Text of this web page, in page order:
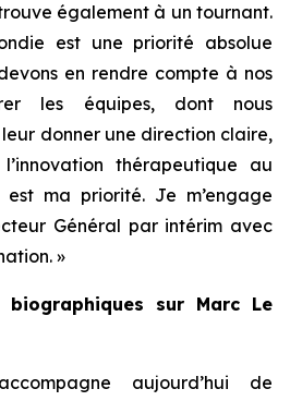
également à un tournant.
est une priorité absolue
en rendre compte à nos
les équipes, dont nous
donner une direction claire,
thérapeutique au
ma priorité. Je m’engage
Général par intérim avec
»
biographiques sur Marc Le
aujourd’hui de